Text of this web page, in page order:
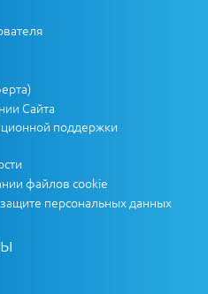
Сайта
поддержки
файлов cookie
персональных данных